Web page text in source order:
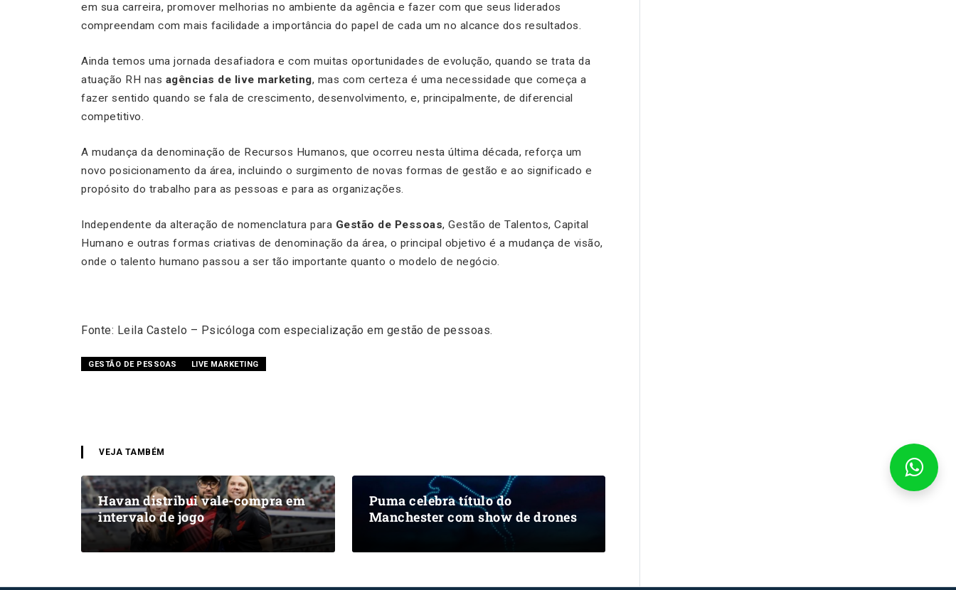
em sua carreira, promover melhorias no ambiente da agência e fazer com que seus liderados
compreendam com mais facilidade a importância do papel de cada um no alcance dos resultados.
Ainda temos uma jornada desafiadora e com muitas oportunidades de evolução, quando se trata da
atuação RH nas agências de live marketing, mas com certeza é uma necessidade que começa a
fazer sentido quando se fala de crescimento, desenvolvimento, e, principalmente, de diferencial
competitivo.
A mudança da denominação de Recursos Humanos, que ocorreu nesta última década, reforça um
novo posicionamento da área, incluindo o surgimento de novas formas de gestão e ao significado e
propósito do trabalho para as pessoas e para as organizações.
Independente da alteração de nomenclatura para Gestão de Pessoas, Gestão de Talentos, Capital
Humano e outras formas criativas de denominação da área, o principal objetivo é a mudança de visão,
onde o talento humano passou a ser tão importante quanto o modelo de negócio.
Fonte: Leila Castelo – Psicóloga com especialização em gestão de pessoas.
GESTÃO DE PESSOAS LIVE MARKETING
VEJA TAMBÉM
Havan distribui vale-compra em
intervalo de jogo
Puma celebra título do
Manchester com show de drones